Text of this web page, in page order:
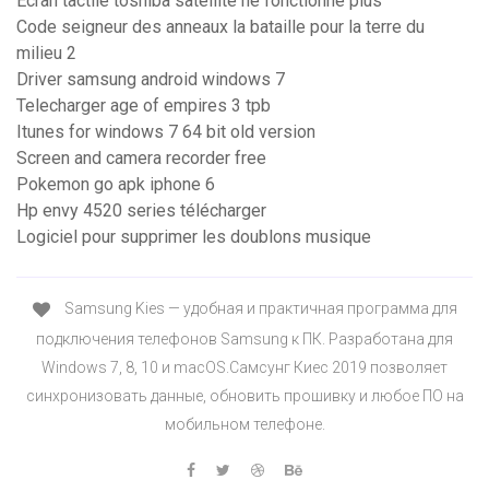
Code seigneur des anneaux la bataille pour la terre du
milieu 2
Driver samsung android windows 7
Telecharger age of empires 3 tpb
Itunes for windows 7 64 bit old version
Screen and camera recorder free
Pokemon go apk iphone 6
Hp envy 4520 series télécharger
Logiciel pour supprimer les doublons musique
Samsung Kies — удобная и практичная программа для
подключения телефонов Samsung к ПК. Разработана для
Windows 7, 8, 10 и macOS.Самсунг Киес 2019 позволяет
синхронизовать данные, обновить прошивку и любое ПО на
мобильном телефоне.